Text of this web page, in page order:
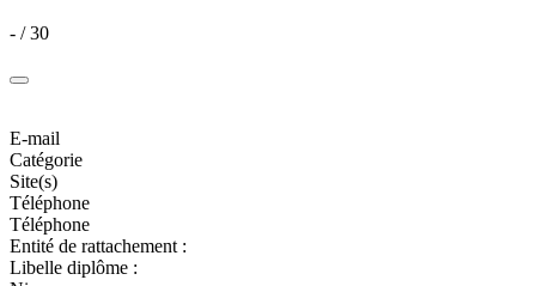
- / 30
E-mail
Catégorie
Site(s)
Téléphone
Téléphone
Entité de rattachement :
Libelle diplôme :